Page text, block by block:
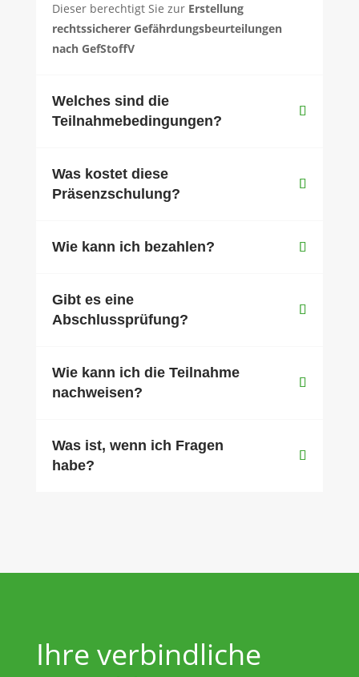
Dieser berechtigt Sie zur Erstellung
rechtssicherer Gefährdungsbeurteilungen
nach GefStoffV
Welches sind die
Teilnahmebedingungen?
Was kostet diese
Präsenzschulung?
Wie kann ich bezahlen?
Gibt es eine
Abschlussprüfung?
Wie kann ich die Teilnahme
nachweisen?
Was ist, wenn ich Fragen
habe?
Ihre verbindliche